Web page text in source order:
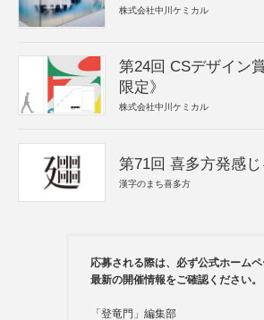
株式会社中川ケミカル
第24回 CSデザイン
限定》
株式会社中川ケミカル
第71回 喜多方発感
漢字のまち喜多方
応募される際は、必ず公式ホーム
最新の開催情報をご確認ください。
「登竜門」編集部